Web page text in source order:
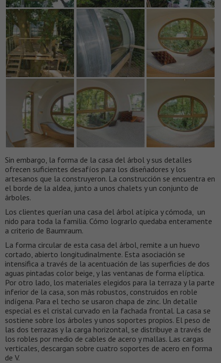
Sin embargo, la forma de la casa del árbol y sus detalles
ofrecen suficientes desafíos para los diseñadores y los
artesanos que la construyeron. La construcción se encuentra en
el borde de la aldea, junto a unos chalets y un conjunto de
árboles.
Los clientes querían una casa del árbol atípica y cómoda, un
nido para toda la familia. Cómo lograrlo quedaba enteramente
a criterio de Baumraum.
La forma circular de esta casa del árbol, remite a un huevo
cortado, abierto longitudinalmente. Esta asociación se
intensifica a través de la acentuación de las superficies de dos
aguas pintadas color beige, y ​​las ventanas de forma elíptica.
Por otro lado, los materiales elegidos para la terraza y la parte
inferior de la casa, son más robustos, construidos en roble
indígena. Para el techo se usaron chapa de zinc. Un detalle
especial es el cristal curvado en la fachada frontal. La casa se
sostiene sobre los árboles y unos soportes propios. El peso de
las dos terrazas y la carga horizontal, se distribuye a través de
los robles por medio de cables de acero y mallas. Las cargas
verticales, descargan sobre cuatro soportes de acero en forma
de V.